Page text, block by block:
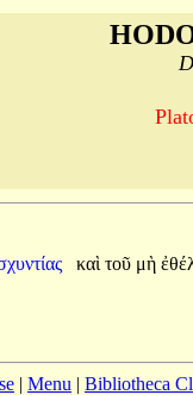
καὶ τοῦ μὴ
| Menu | Bibliotheca